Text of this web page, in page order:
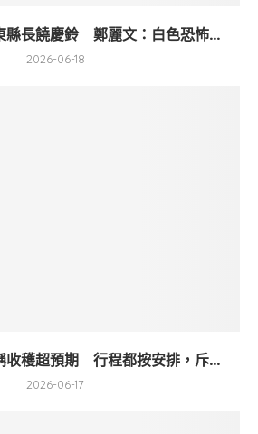
縣長饒慶鈴 鄭麗文：白色恐怖...
2026-06-18
收穫超預期 行程都按安排，斥...
2026-06-17